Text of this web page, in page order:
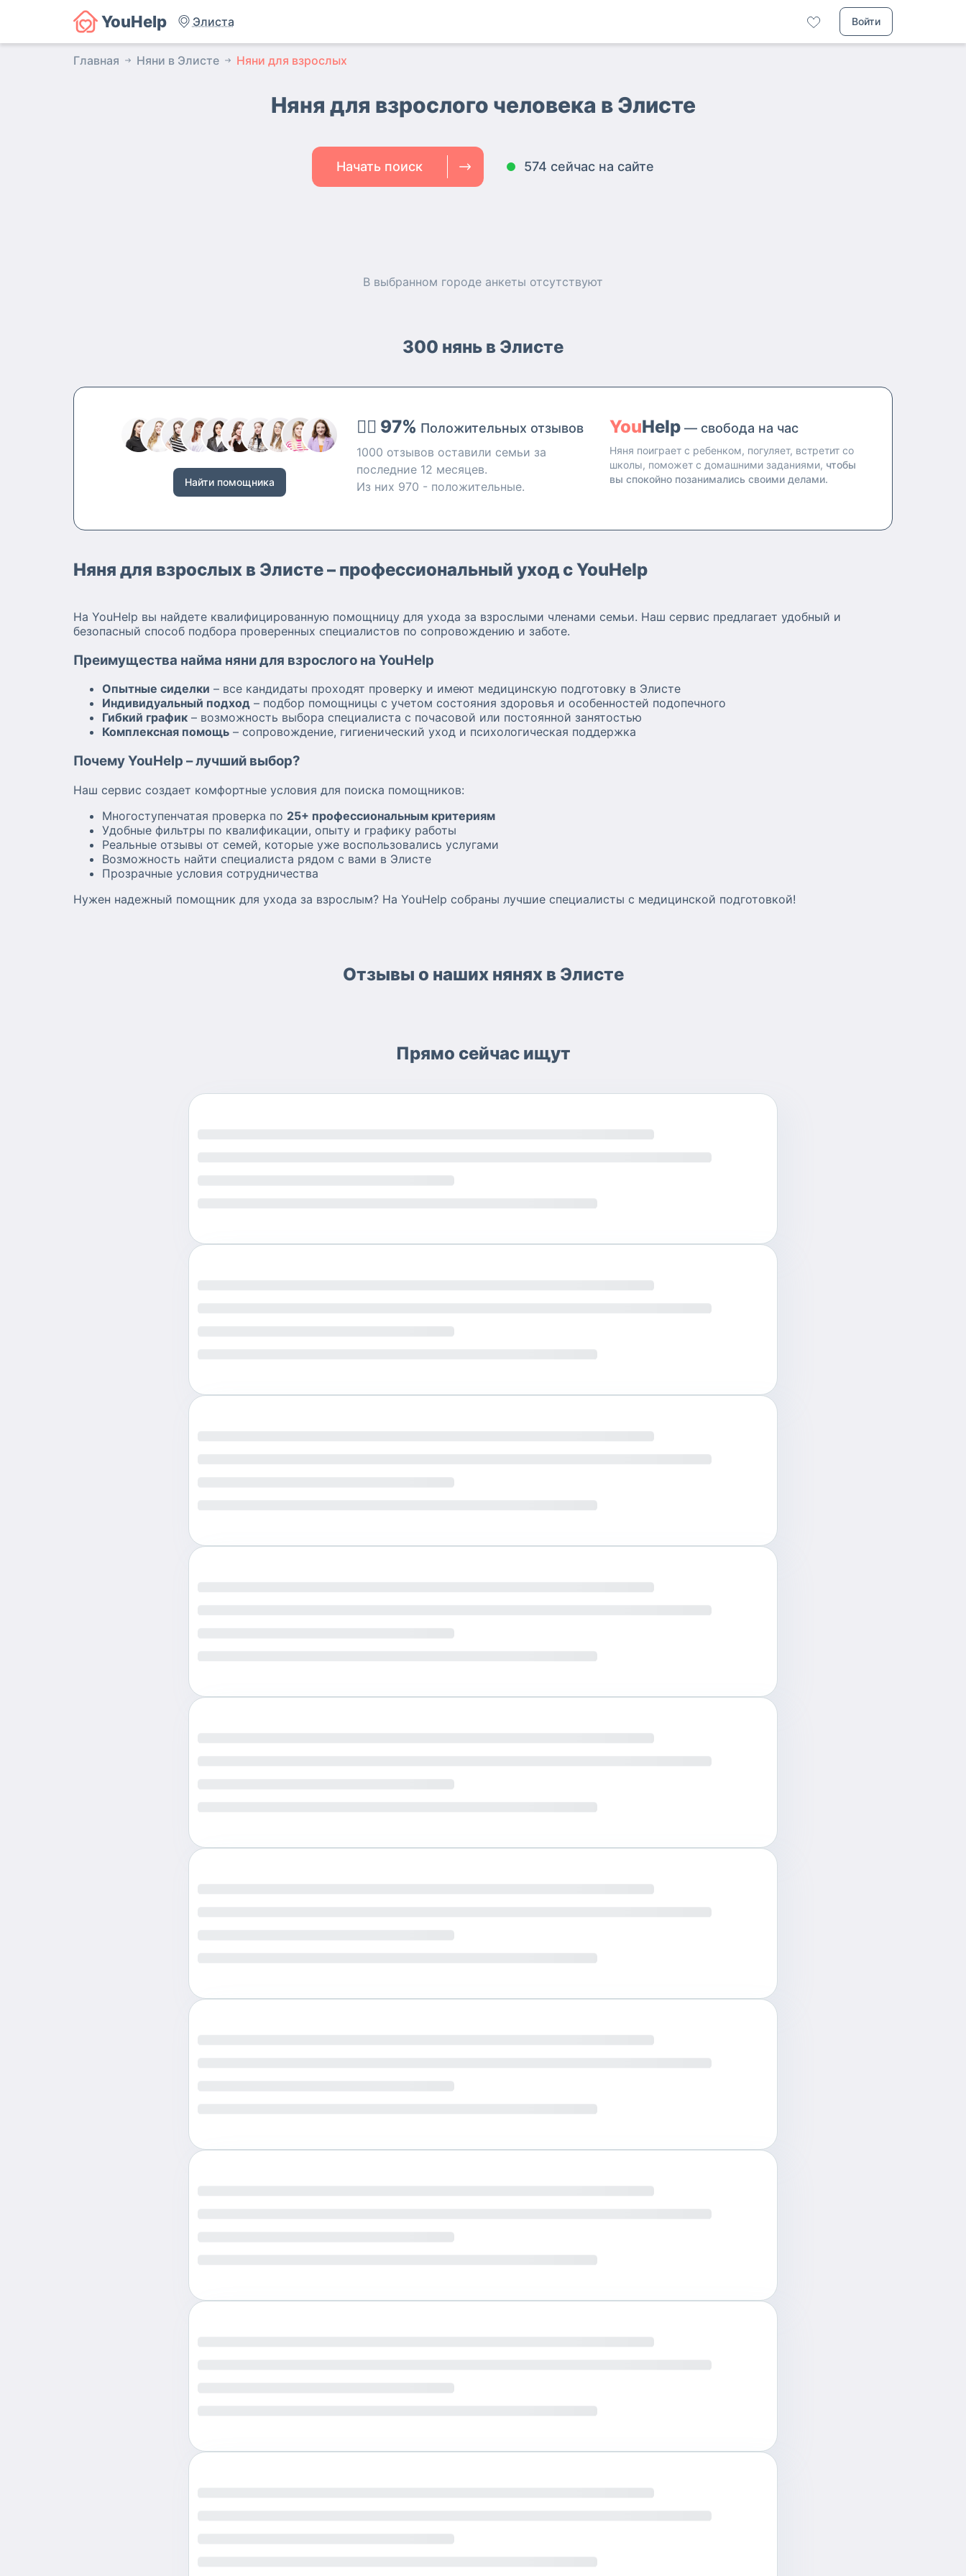
YouHelp Элиста Войти
Главная Няни в Элисте Няни для взрослых
Няня для взрослого человека в Элисте
Начать поиск 574 сейчас на сайте
В выбранном городе анкеты отсутствуют
300 нянь в Элисте
Найти помощника
👍🏻 97% Положительных отзывов
1000 отзывов оставили семьи за
последние 12 месяцев.
Из них 970 - положительные.
YouHelp — свобода на час
Няня поиграет с ребенком, погуляет, встретит со
школы, поможет с домашними заданиями, чтобы
вы спокойно позанимались своими делами.
Няня для взрослых в Элисте – профессиональный уход с YouHelp
На YouHelp вы найдете квалифицированную помощницу для ухода за взрослыми членами семьи. Наш сервис предлагает удобный и
безопасный способ подбора проверенных специалистов по сопровождению и заботе.
Преимущества найма няни для взрослого на YouHelp
Опытные сиделки – все кандидаты проходят проверку и имеют медицинскую подготовку в Элисте
Индивидуальный подход – подбор помощницы с учетом состояния здоровья и особенностей подопечного
Гибкий график – возможность выбора специалиста с почасовой или постоянной занятостью
Комплексная помощь – сопровождение, гигиенический уход и психологическая поддержка
Почему YouHelp – лучший выбор?
Наш сервис создает комфортные условия для поиска помощников:
Многоступенчатая проверка по 25+ профессиональным критериям
Удобные фильтры по квалификации, опыту и графику работы
Реальные отзывы от семей, которые уже воспользовались услугами
Возможность найти специалиста рядом с вами в Элисте
Прозрачные условия сотрудничества
Нужен надежный помощник для ухода за взрослым? На YouHelp собраны лучшие специалисты с медицинской подготовкой!
Отзывы о наших нянях в Элисте
Прямо сейчас ищут